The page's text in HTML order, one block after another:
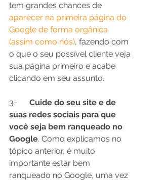
tem grandes chances de
aparecer na primeira página do
Google de forma orgânica
(assim como nós), fazendo com
o que o seu possível cliente veja
sua página primeiro e acabe
clicando em seu assunto.
Cuide do seu site e de
suas redes sociais para que
você seja bem ranqueado no
Google. Como explicamos no
tópico anterior, é muito
importante estar bem
ranqueado no Google, uma vez